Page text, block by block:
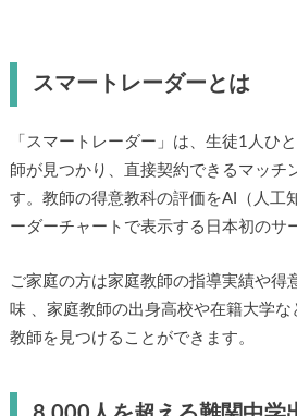
スマートレーダーとは
「スマートレーダー」は、生徒1人ひ
師が見つかり、直接契約できるマッチ
す。教師の得意教科の評価をAI（人工
ーダーチャートで表示する日本初のサ
ご家庭の方は家庭教師の指導実績や得
味 、家庭教師の出身高校や在籍大学
教師を見つけることができます。